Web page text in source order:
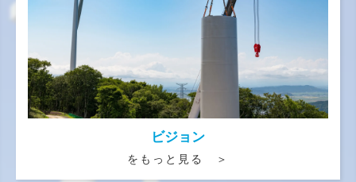
ビジョン
をもっと見る ＞